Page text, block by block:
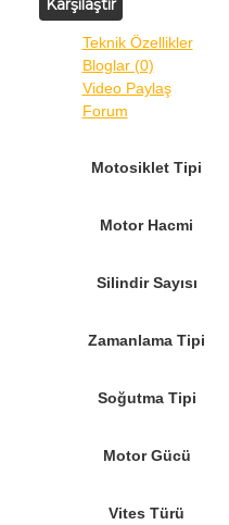
Karşılaştır
Teknik Özellikler
Bloglar (0)
Video Paylaş
Forum
Motosiklet Tipi
Motor Hacmi
Silindir Sayısı
Zamanlama Tipi
Soğutma Tipi
Motor Gücü
Vites Türü